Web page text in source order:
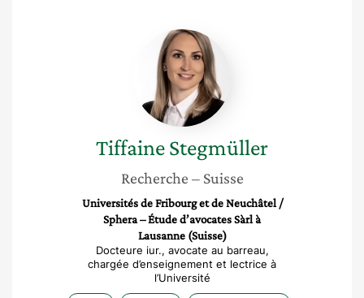
Tiffaine
Stegmüller
TiffaineStegmüller
Recherche – Suisse
Universités de Fribourg et de Neuchâtel /
Sphera – Étude d’avocates Sàrl à
Lausanne (Suisse)
Docteure iur., avocate au barreau,
chargée d’enseignement et lectrice à
l’Université